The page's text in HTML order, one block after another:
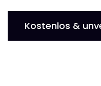
Kostenlos &